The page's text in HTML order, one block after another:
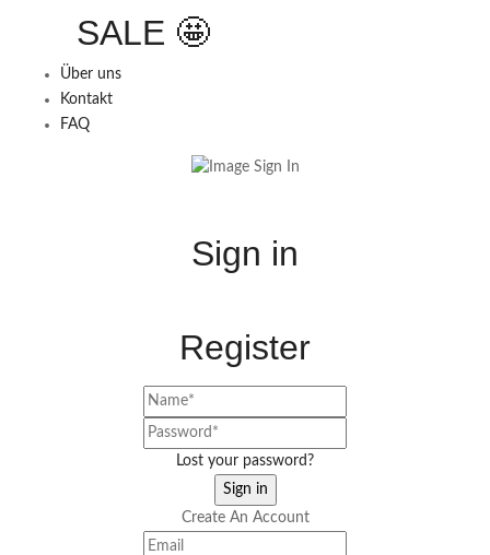
SALE 🤩
Über uns
Kontakt
FAQ
Sign in
Register
Lost your password?
Create An Account